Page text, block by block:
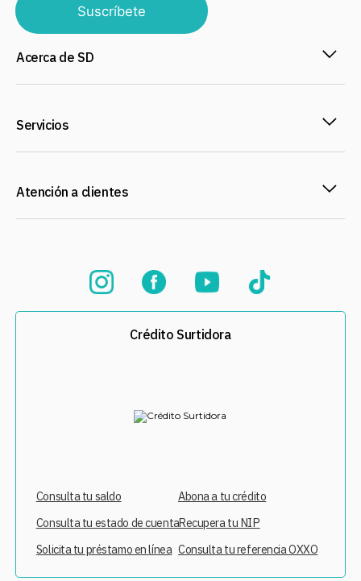
Suscríbete
Acerca de SD
Servicios
Atención a clientes
Crédito Surtidora
Consulta tu saldo
Consulta tu estado de cuenta
Solicita tu préstamo en línea
Abona a tu crédito
Recupera tu NIP
Consulta tu referencia OXXO